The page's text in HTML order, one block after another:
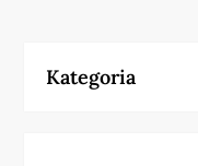
g
Kategoria